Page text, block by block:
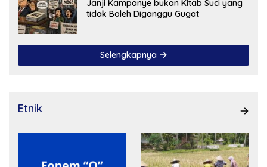
Janji Kampanye bukan Kitab Suci yang
tidak Boleh Diganggu Gugat
Selengkapnya
Etnik